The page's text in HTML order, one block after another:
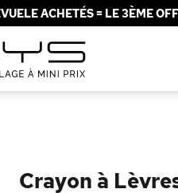
ACHETÉS = LE 3ÈME
Crayon à